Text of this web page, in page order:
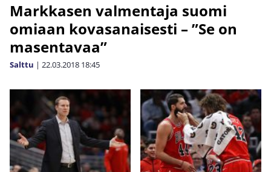
Markkasen valmentaja suomi
omiaan kovasanaisesti – ”Se on
masentavaa”
Salttu | 22.03.2018 18:45